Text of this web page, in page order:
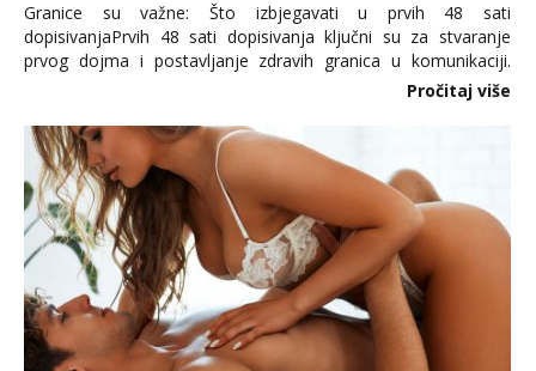
Granice su važne: Što izbjegavati u prvih 48 sati
dopisivanjaPrvih 48 sati dopisivanja ključni su za stvaranje
prvog dojma i postavljanje zdravih granica u komunikaciji.
Važno je izbjeći prebrzo otkrivanje osobnih ili intimnih
informacija, jer nepoznata osoba još nije zaslužila to
povjerenje. Takođe...
Pročitaj više